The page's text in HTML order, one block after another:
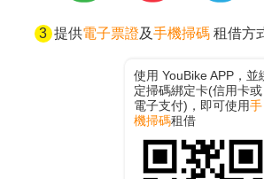
提供電子票證及手機掃碼租借方
使用 YouBike APP，並
定掃碼綁定卡(信用卡或
電子支付)，即可使用手
機掃碼租借